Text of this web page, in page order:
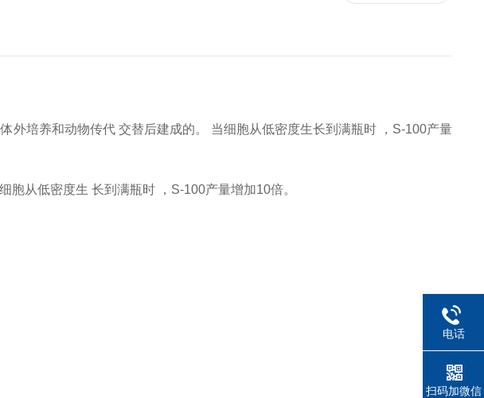
培养和动物传代 交替后建成的。 当细胞从低密度生长到满瓶时 ，S-100产量
从低密度生 长到满瓶时 ，S-100产量增加10倍。
电话
扫码加微信